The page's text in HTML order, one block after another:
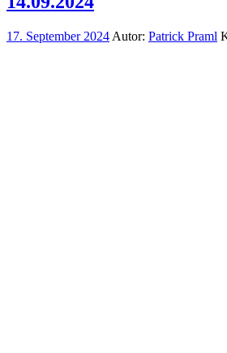
17. September 2024 Autor: Patrick Praml